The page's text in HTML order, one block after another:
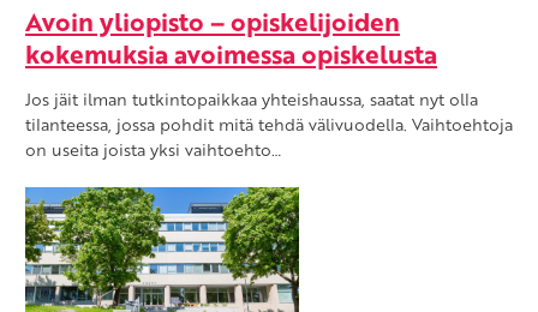
Avoin yliopisto – opiskelijoiden
kokemuksia avoimessa opiskelusta
Jos jäit ilman tutkintopaikkaa yhteishaussa, saatat nyt olla
tilanteessa, jossa pohdit mitä tehdä välivuodella. Vaihtoehtoja
on useita joista yksi vaihtoehto…